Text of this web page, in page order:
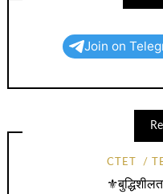
Join on
CTET